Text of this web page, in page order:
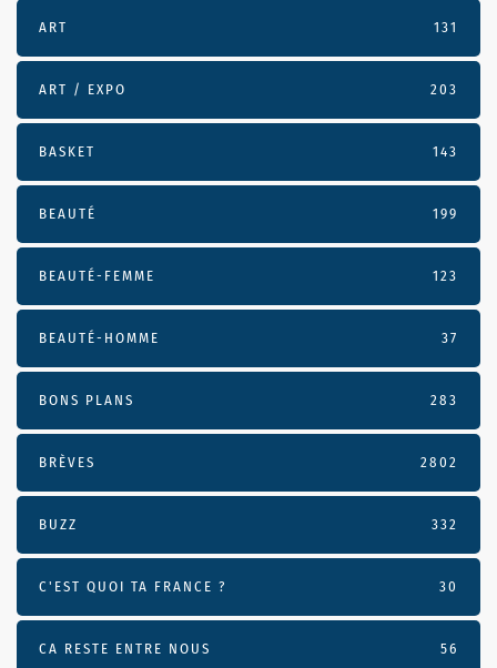
ART 131
ART / EXPO 203
BASKET 143
BEAUTÉ 199
BEAUTÉ-FEMME 123
BEAUTÉ-HOMME 37
BONS PLANS 283
BRÈVES 2802
BUZZ 332
C'EST QUOI TA FRANCE ? 30
CA RESTE ENTRE NOUS 56